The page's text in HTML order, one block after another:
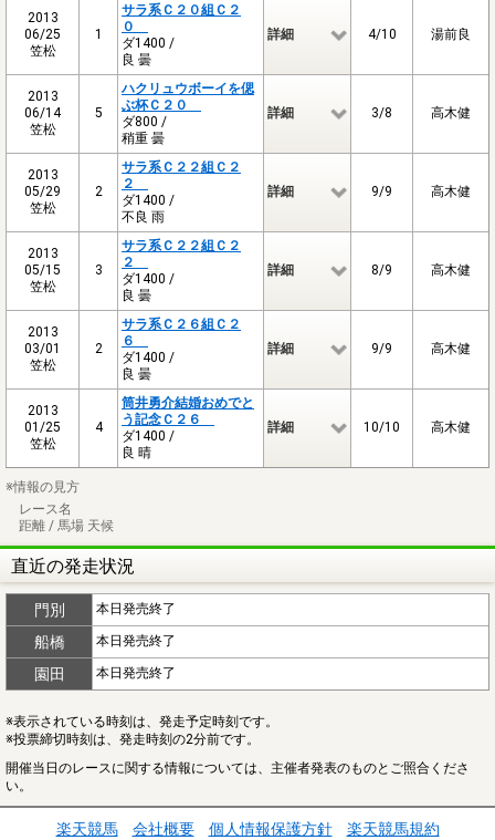
2013
06/25
笠松
1
サラ系Ｃ２０組Ｃ２
０
ダ1400 /
良 曇
詳細 4/10 湯前良
2013
06/14
笠松
5
ハクリュウボーイを偲
ぶ杯Ｃ２０
ダ800 /
稍重 曇
詳細 3/8 高木健
2013
05/29
笠松
2
サラ系Ｃ２２組Ｃ２
２
ダ1400 /
不良 雨
詳細 9/9 高木健
2013
05/15
笠松
3
サラ系Ｃ２２組Ｃ２
２
ダ1400 /
良 曇
詳細 8/9 高木健
2013
03/01
笠松
2
サラ系Ｃ２６組Ｃ２
６
ダ1400 /
良 曇
詳細 9/9 高木健
2013
01/25
笠松
4
筒井勇介結婚おめでと
う記念Ｃ２６
ダ1400 /
良 晴
詳細 10/10 高木健
※情報の見方
レース名
距離 / 馬場 天候
直近の発走状況
門別 本日発売終了
船橋 本日発売終了
園田 本日発売終了
※表示されている時刻は、発走予定時刻です。
※投票締切時刻は、発走時刻の2分前です。
開催当日のレースに関する情報については、主催者発表のものとご照合くださ
い。
楽天競馬 会社概要 個人情報保護方針 楽天競馬規約